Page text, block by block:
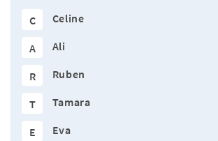
C Celine
A Ali
R Ruben
T Tamara
E Eva